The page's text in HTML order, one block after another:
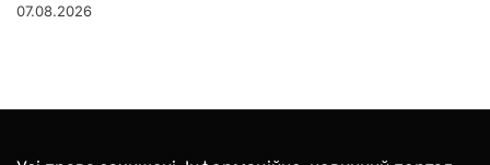
07.08.2026